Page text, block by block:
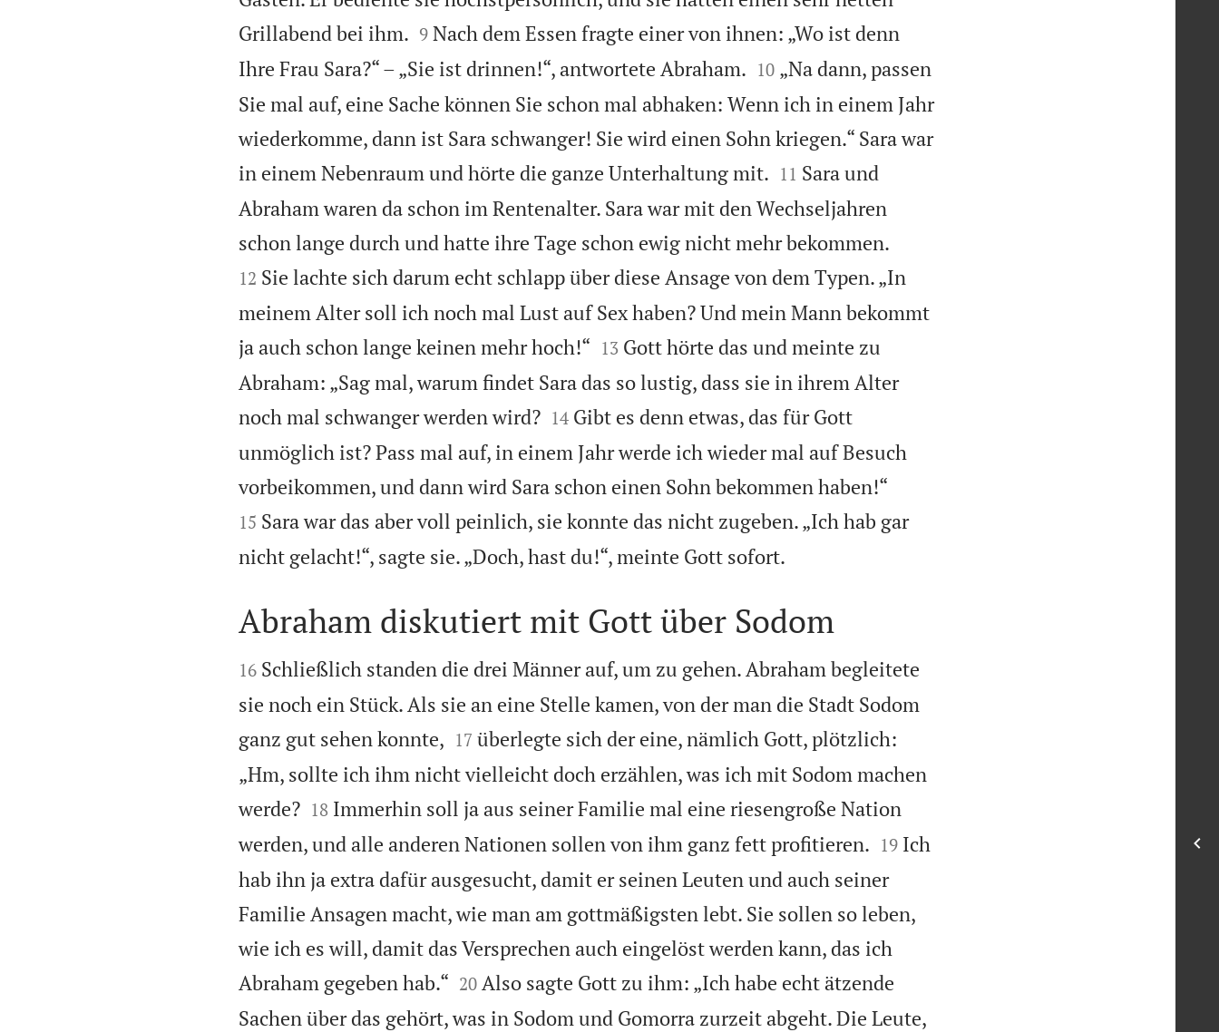
Grillabend bei ihm.
9 Nach dem Essen fragte einer von ihnen: „Wo ist denn
Ihre Frau Sara?“ – „Sie ist drinnen!“, antwortete Abraham.
10 „Na dann, passen
Sie mal auf, eine Sache können Sie schon mal abhaken: Wenn ich in einem Jahr
wiederkomme, dann ist Sara schwanger! Sie wird einen Sohn kriegen.“ Sara war
in einem Nebenraum und hörte die ganze Unterhaltung mit.
11 Sara und
Abraham waren da schon im Rentenalter. Sara war mit den Wechseljahren
schon lange durch und hatte ihre Tage schon ewig nicht mehr bekommen.
12 Sie lachte sich darum echt schlapp über diese Ansage von dem Typen. „In
meinem Alter soll ich noch mal Lust auf Sex haben? Und mein Mann bekommt
ja auch schon lange keinen mehr hoch!“
13 Gott hörte das und meinte zu
Abraham: „Sag mal, warum findet Sara das so lustig, dass sie in ihrem Alter
noch mal schwanger werden wird?
14 Gibt es denn etwas, das für Gott
unmöglich ist? Pass mal auf, in einem Jahr werde ich wieder mal auf Besuch
vorbeikommen, und dann wird Sara schon einen Sohn bekommen haben!“
15 Sara war das aber voll peinlich, sie konnte das nicht zugeben. „Ich hab gar
nicht gelacht!“, sagte sie. „Doch, hast du!“, meinte Gott sofort.

Abraham diskutiert mit Gott über Sodom

16 Schließlich standen die drei Männer auf, um zu gehen. Abraham begleitete
sie noch ein Stück. Als sie an eine Stelle kamen, von der man die Stadt Sodom
ganz gut sehen konnte, 

17 überlegte sich der eine, nämlich Gott, plötzlich:
„Hm, sollte ich ihm nicht vielleicht doch erzählen, was ich mit Sodom machen
werde?
18 Immerhin soll ja aus seiner Familie mal eine riesengroße Nation
werden, und alle anderen Nationen sollen von ihm ganz fett profitieren.
19 Ich
hab ihn ja extra dafür ausgesucht, damit er seinen Leuten und auch seiner
Familie Ansagen macht, wie man am gottmäßigsten lebt. Sie sollen so leben,
wie ich es will, damit das Versprechen auch eingelöst werden kann, das ich
Abraham gegeben hab.“
20 Also sagte Gott zu ihm: „Ich habe echt ätzende
Sachen über das gehört, was in Sodom und Gomorra zurzeit abgeht. Die Leute,